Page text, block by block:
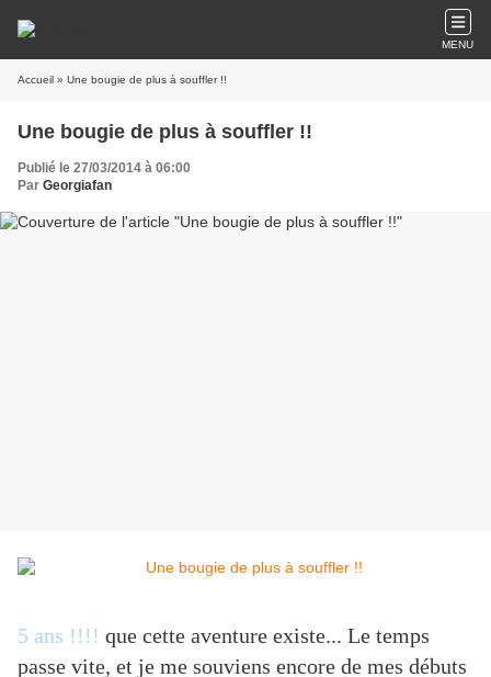
MENU
Accueil » Une bougie de plus à souffler !!
Une bougie de plus à souffler !!
Publié le 27/03/2014 à 06:00
Par Georgiafan
5 ans !!!! que cette aventure existe... Le temps
passe vite, et je me souviens encore de mes débuts